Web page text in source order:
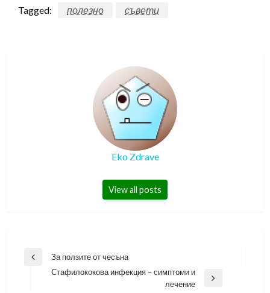
Tagged: полезно съвети
Eko Zdrave
View all posts
Навигация
Previous
За ползите от чесъна
Стафилококова инфекция – симптоми и
лечение